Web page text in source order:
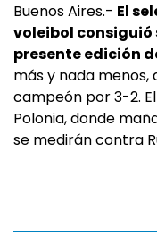
Buenos Aires.- El
voleibol consiguió
presente edición
más y nada menos,
campeón por 3-2.
Polonia, donde
se medirán contra